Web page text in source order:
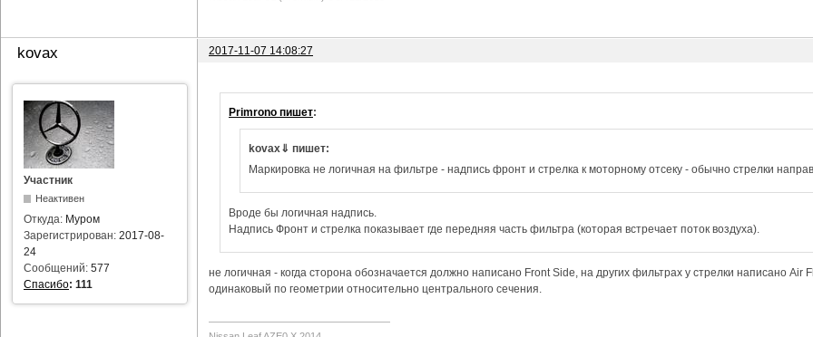
kovax 2017-11-07 14:08:27
Участник
Неактивен
Откуда: Муром
Зарегистрирован: 2017-08-
24
Сообщений: 577
Спасибо: 111
Primrono пишет:
kovax⇓ пишет:
Маркировка не логичная на фильтре - надпись фронт и стрелка к моторному отсеку - обычно стрелки
Вроде бы логичная надпись.
Надпись Фронт и стрелка показывает где передняя часть фильтра (которая встречает поток воздуха).
не логичная - когда сторона обозначается должно написано Front Side, на других фильтрах у стрелки написано
одинаковый по геометрии относительно центрального сечения.